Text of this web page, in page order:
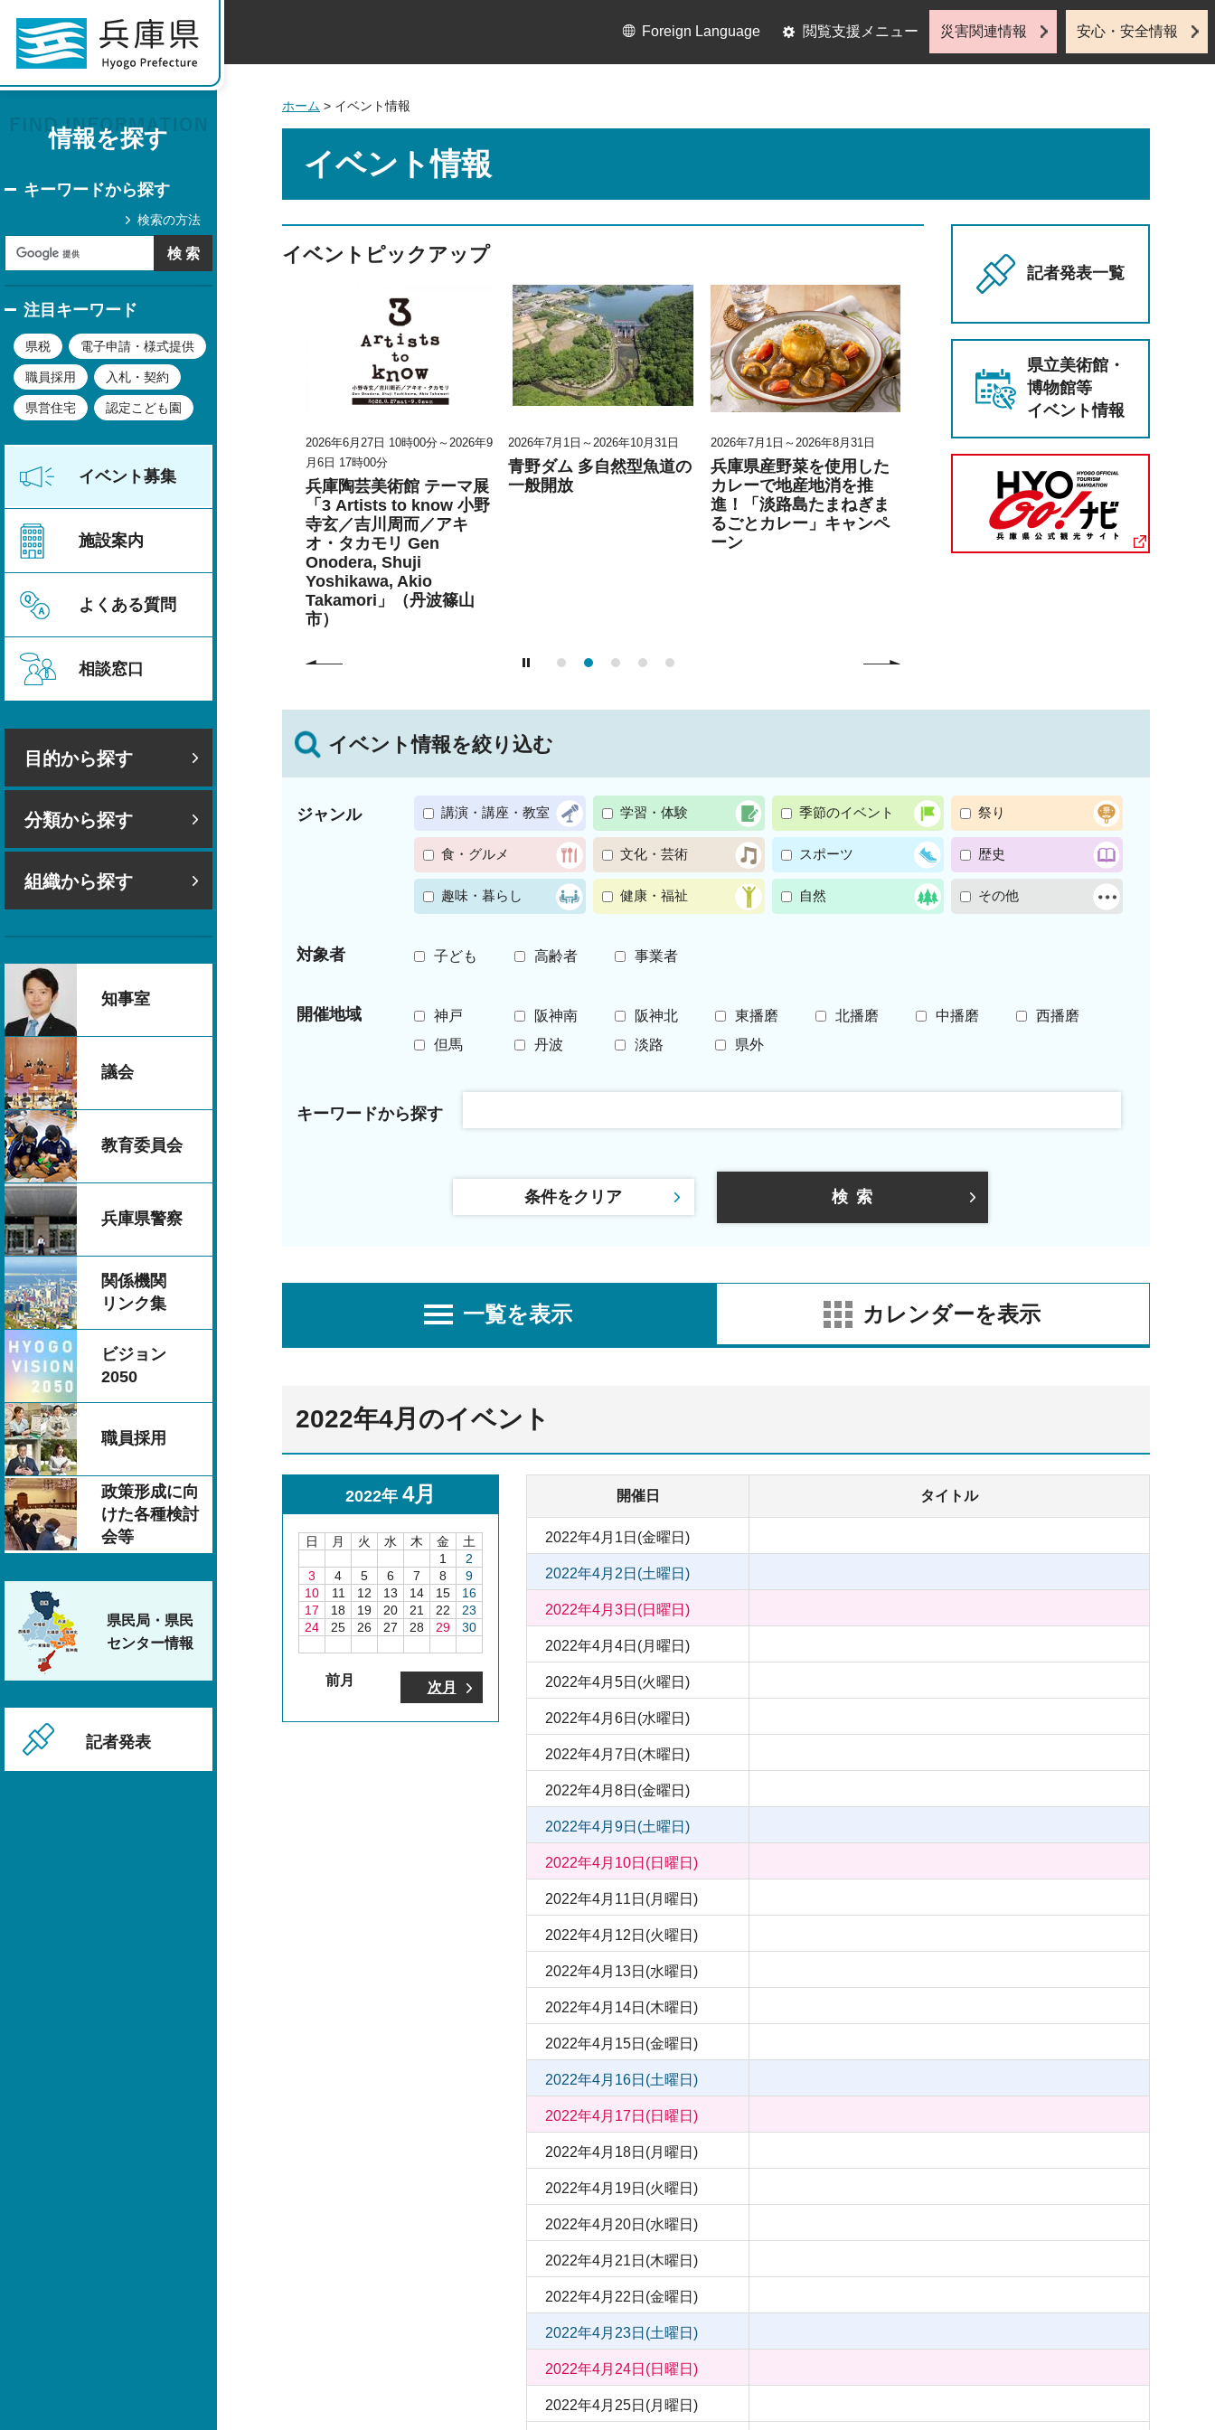
情報を探す
キーワードから探す
検索の方法
注目キーワード
県税 電子申請・様式提供
職員採用 入札・契約
県営住宅 認定こども園
イベント募集
施設案内
よくある質問
相談窓口
目的から探す
分類から探す
組織から探す
知事室
議会
教育委員会
兵庫県警察
関係機関
リンク集
ビジョン
2050
職員採用
政策形成に向
けた各種検討
会等
県民局・県民
センター情報
記者発表
Foreign Language 閲覧支援メニュー 災害関連情報 安心・安全情報
ホーム > イベント情報
イベント情報
イベントピックアップ
年8月23日
の災害
2026年6月27日 10時00分～2026年9
兵庫陶芸美術館 特別展
こども学芸員とつくる
（丹波篠山市）
2026年6月27日 10時00分～2026年9
月6日 17時00分
兵庫陶芸美術館 テーマ展
「3 Artists to know 小野
寺玄／吉川周而／アキ
オ・タカモリ Gen
Onodera, Shuji
Yoshikawa, Akio
Takamori」（丹波篠山
市）
2026年7月1日～2026年10月31日
青野ダム 多自然型魚道の
一般開放
2026年7月1日～2026年8月31日
兵庫県産野菜を使用した
カレーで地産地消を推
進！「淡路島たまねぎま
るごとカレー」キャンペ
ーン
2026年8月11日～2026年8月23日
『第30回六甲山の災害
2026年6月27日
こども学芸
「夏のこど
（丹波篠山
記者発表一覧
県立美術館・
博物館等
イベント情報
イベント情報を絞り込む
ジャンル 講演・講座・教室 学習・体験 季節のイベント 祭り
食・グルメ 文化・芸術 スポーツ 歴史
趣味・暮らし 健康・福祉 自然 その他
対象者 子ども 高齢者 事業者
開催地域 神戸 阪神南 阪神北 東播磨 北播磨 中播磨
西播磨
但馬
丹波 淡路 県外
キーワードから探す
条件をクリア
一覧を表示 カレンダーを表示
2022年4月のイベント
2022年 4月
日 月 火 水 木 金
土
1
2
3
4 5 6 7 8
9
10
11 12 13 14 15
16
17
18 19 20 21 22
23
24
25 26 27 28 29 30
前月 次月
開催日 タイトル
2022年4月1日(金曜日)
2022年4月2日(土曜日)
2022年4月3日(日曜日)
2022年4月4日(月曜日)
2022年4月5日(火曜日)
2022年4月6日(水曜日)
2022年4月7日(木曜日)
2022年4月8日(金曜日)
2022年4月9日(土曜日)
2022年4月10日(日曜日)
2022年4月11日(月曜日)
2022年4月12日(火曜日)
2022年4月13日(水曜日)
2022年4月14日(木曜日)
2022年4月15日(金曜日)
2022年4月16日(土曜日)
2022年4月17日(日曜日)
2022年4月18日(月曜日)
2022年4月19日(火曜日)
2022年4月20日(水曜日)
2022年4月21日(木曜日)
2022年4月22日(金曜日)
2022年4月23日(土曜日)
2022年4月24日(日曜日)
2022年4月25日(月曜日)